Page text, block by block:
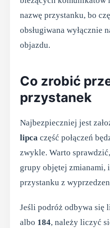
nazwę przystanku, bo
obsługiwana wyłącznie
objazdu.
Co zrobić
przystanek
Najbezpieczniej jest
lipca część połączeń
zwykle. Warto
grupy objętej zmianami,
przystanku z
Jeśli podróż odbywa się
albo 184, należy liczyć